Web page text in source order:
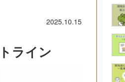
2025.10.15
ライン